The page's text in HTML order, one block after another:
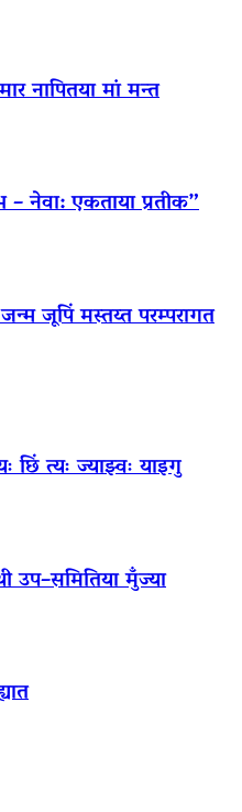
नापितया मां मन्त
नेवा: एकताया प्रतीक”
जूपिं मस्तय्त परम्परागत
छिं त्यः ज्याझ्वः याइगु
उप–समितिया मुँज्या